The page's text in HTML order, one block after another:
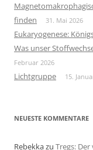
finden
31. Mai 2026
Eukaryogenese:
Was unser
Februar 2026
Lichtgruppe 15.
NEUESTE KOMMENTARE
Rebekkazu Tregs: